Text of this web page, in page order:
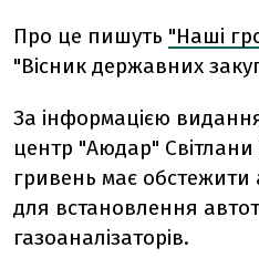
Про це пишуть "Наші
"Вісник державних
За інформацією
центр "Аюдар"
гривень має обстежити
для встановлення
газоаналізаторів.